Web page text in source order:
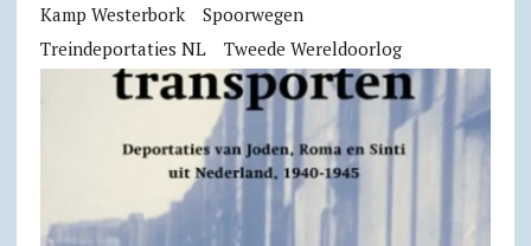
Kamp Westerbork
Spoorwegen
Treindeportaties NL
Tweede Wereldoorlog